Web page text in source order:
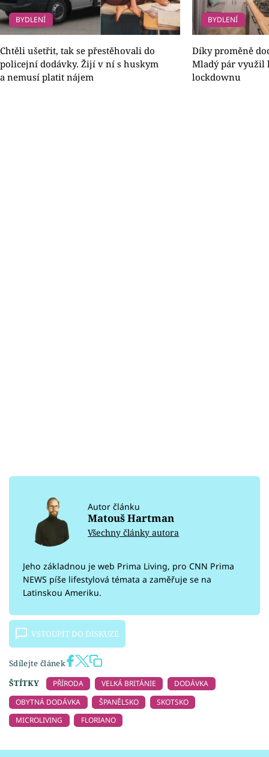
BYDLENÍ
Chtěli ušetřit, tak se přestěhovali do
policejní dodávky. Žijí v ní s huskym
a nemusí platit nájem
BYDLENÍ
Díky proměně
Mladý pár využil
lockdownu
Autor článku
Matouš Hartman
Všechny články autora
Jeho základnou je web Prima Living, pro CNN Prima
NEWS píše lifestylová témata a zaměřuje se na
Latinskou Ameriku.
VSTOUPIT DO DISKUZE
Sdílejte článek
ŠTÍTKY
PŘÍRODA VELKÁ BRITÁNIE
DODÁVKA
OBYTNÁ DODÁVKA
ŠPANĚLSKO
SKOTSKO
MICROLIVING
FLORIANO